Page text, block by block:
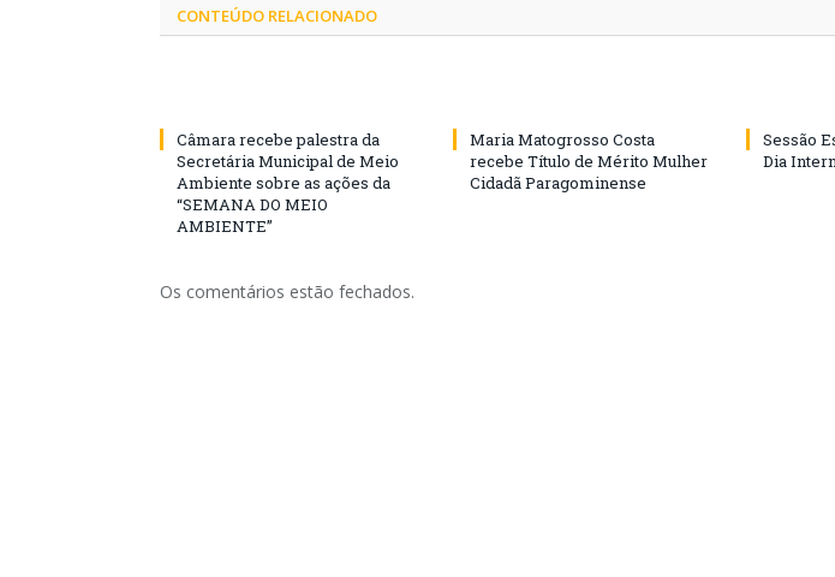
CONTEÚDO RELACIONADO
Câmara recebe palestra da
Secretária Municipal de Meio
Ambiente sobre as ações da
“SEMANA DO MEIO
AMBIENTE”
Maria Matogrosso Costa
recebe Título de Mérito Mulher
Cidadã Paragominense
Sessão
Dia
Os comentários estão fechados.